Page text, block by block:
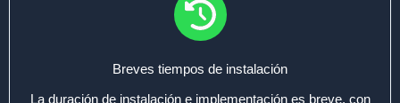
Breves tiempos de instalación
La duración de instalación e implementación es breve, con